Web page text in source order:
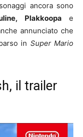
ancora sono
Plakkoopa e
annunciato che
in Super Mario
il trailer